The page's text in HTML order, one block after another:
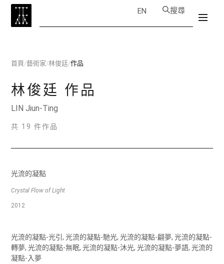
EN 搜尋
首頁/藝術家/林俊廷/作品
林俊廷 作品
LIN Jiun-Ting
共 19 件作品
光流的凝點
Crystal Flow of Light
2012
光流的凝點‐光引, 光流的凝點‐馳光, 光流的凝點‐翩夢, 光流的凝點‐
轉夢, 光流的凝點‐無眠, 光流的凝點‐沐光, 光流的凝點‐夢語, 光流的
凝點‐入夢